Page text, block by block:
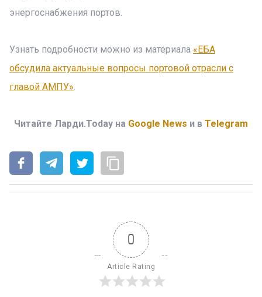
энергоснабжения портов.
Узнать подробности можно из материала «EБA
обсудила актуальные вопросы портовой отрасли с
главой АМПУ».
Читайте Ларди.Today на Google News и в Telegram
0
Article Rating